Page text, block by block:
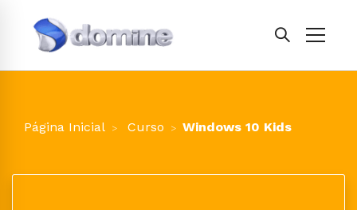
Página Inicial Curso Windows 10 Kids